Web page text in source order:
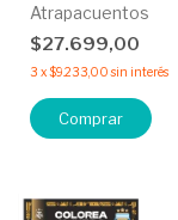
Atrapacuentos
$27.699,00
3 x$9.233,00 sin interés
Comprar